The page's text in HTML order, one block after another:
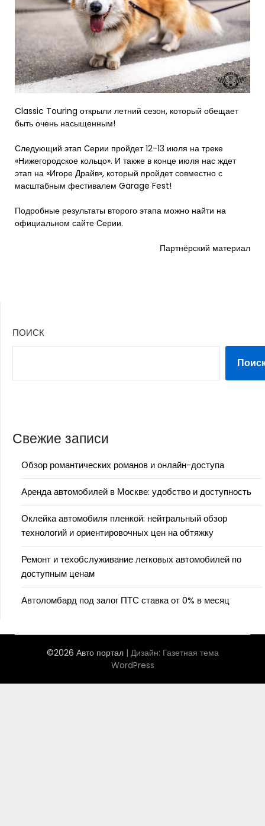
Classic Touring открыли летний сезон, который обещает
быть очень насыщенным!
Следующий этап Серии пройдет 12-13 июля на треке
«Нижегородское кольцо». И также в конце июля нас ждет
этап на «Игоре Драйв», который пройдет совместно с
масштабным фестивалем Garage Fest!
Подробные результаты второго этапа можно найти на
официальном сайте Серии.
Партнёрский материал
ПОИСК
Свежие записи
Обзор романтических романов и онлайн-доступа
Аренда автомобилей в Москве: удобство и доступность
Оклейка автомобиля пленкой: нейтральный обзор
технологий и ориентировочных цен на обтяжку
Ремонт и техобслуживание легковых автомобилей по
доступным ценам
Автоломбард под залог ПТС ставка от 0% в месяц
©2026 Авто портал | Дизайн: Газетная тема
WordPress